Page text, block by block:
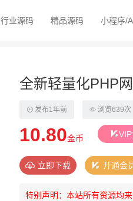
行业源码 精品源码 小程序/
全新轻量化PHP
发布1年前 浏览639次
10.80金币
立即下载 开通会
特别声明：本站所有资源均